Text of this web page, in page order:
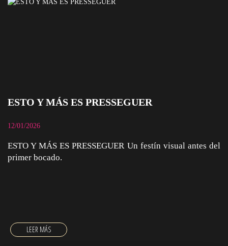
ESTO Y MÁS ES PRESSEGUER
12/01/2026
ESTO Y MÁS ES PRESSEGUER Un festín visual antes del
primer bocado.